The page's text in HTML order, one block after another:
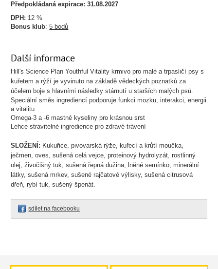
Předpokládaná expirace: 31.08.2027
DPH: 12 %
Bonus klub:5 bodů
Další informace
Hill's Science Plan Youthful Vitality krmivo pro malé a trpasličí psy s
kuřetem a rýží je vyvinuto na základě vědeckých poznatků za
účelem boje s hlavními následky stárnutí u starších malých psů.
Speciální směs ingrediencí podporuje funkci mozku, interakci, energii
a vitalitu
Omega-3 a -6 mastné kyseliny pro krásnou srst
Lehce stravitelné ingredience pro zdravé trávení
SLOŽENÍ: Kukuřice, pivovarská rýže, kuřecí a krůtí moučka,
ječmen, oves, sušená celá vejce, proteinový hydrolyzát, rostlinný
olej, živočišný tuk, sušená řepná dužina, lněné semínko, minerální
látky, sušená mrkev, sušené rajčatové výlisky, sušená citrusová
dřeň, rybí tuk, sušený špenát.
sdílet na facebooku